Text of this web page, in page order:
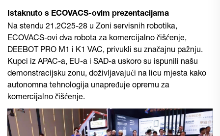
Istaknuto s ECOVACS-ovim prezentacijama
Na stendu 21.2C25-28 u Zoni servisnih robotika,
ECOVACS-ovi dva robota za komercijalno čišćenje,
DEEBOT PRO M1 i K1 VAC, privukli su značajnu pažnju.
Kupci iz APAC-a, EU-a i SAD-a uskoro su ispunili našu
demonstracijsku zonu, doživljavajući na licu mjesta kako
autonomna tehnologija unapređuje opremu za
komercijalno čišćenje.